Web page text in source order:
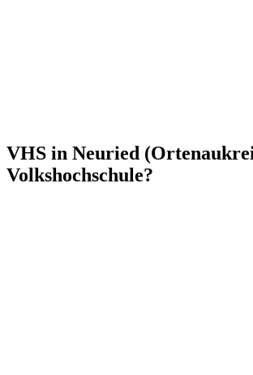
VHS in Neuried
Volkshochschule?